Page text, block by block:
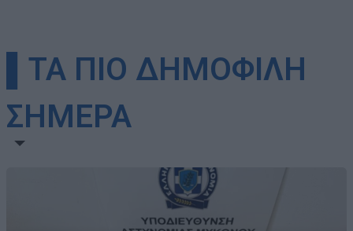
▌ΤΑ ΠΙΟ ΔΗΜΟΦΙΛΗ
ΣΗΜΕΡΑ